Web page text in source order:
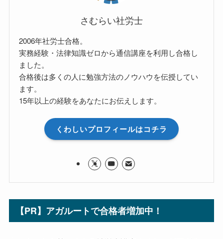
さむらい社労士
2006年社労士合格。
実務経験・法律知識ゼロから通信講座を利用し合格し
ました。
合格後は多くの人に勉強方法のノウハウを伝授してい
ます。
15年以上の経験をあなたにお伝えします。
くわしいプロフィールはコチラ
【PR】アガルートで合格者増加中！